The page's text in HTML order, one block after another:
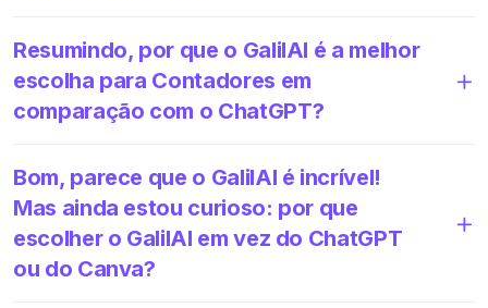
Resumindo, por que o GalilAI é a melhor
escolha para Contadores em
comparação com o ChatGPT?
Bom, parece que o GalilAI é incrível!
Mas ainda estou curioso: por que
escolher o GalilAI em vez do ChatGPT
ou do Canva?